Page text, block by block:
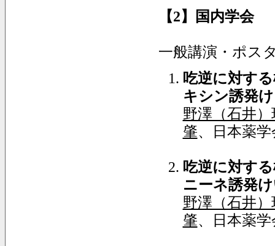
【2】国内学会
一般講演・ポス
吃逆に対す
キシン誘発
野澤（石井）
肇、日本薬学
吃逆に対す
ニーネ誘発
野澤（石井）
肇、日本薬学